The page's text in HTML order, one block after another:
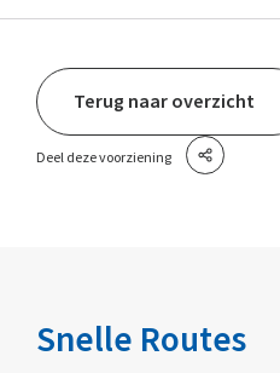
Terug naar overzicht
Deel deze voorziening
Snelle Routes